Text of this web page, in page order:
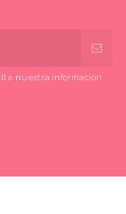
nuestra información